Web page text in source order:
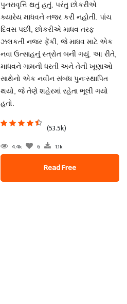
પુનરાવૃત્તિ થતું હતું, પરંતુ છોકરીએ
ક્યારેય માધવને નજર કરી નહોતી. પાંચ
દિવસ પછી, છોકરીએ માધવ તરફ
ઝલકતી નજર ફેંકી, જે માધવ માટે એક
નવા ઉત્સાહનું સ્ત્રોત બની ગયું. આ રીતે,
માધવને ગામની ધરતી અને તેની ખૂણાઓ
સાથેનો એક નવીન સંબંધ પુનઃસ્થાપિત
થયો, જે તેણે શહેરમાં રહેતા ભૂલી ગયો
હતો.
(53.5k)
4.4k 6 1.1k
Read Free